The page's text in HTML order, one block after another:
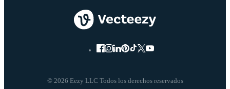
© 2026 Eezy LLC Todos los derechos reservados